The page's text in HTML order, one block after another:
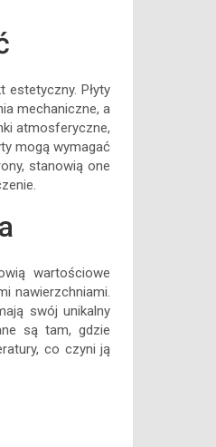
estetyczny. Płyty
mechaniczne, a
atmosferyczne,
mogą wymagać
stanowią one
wartościowe
nawierzchniami.
swój unikalny
są tam, gdzie
co czyni ją